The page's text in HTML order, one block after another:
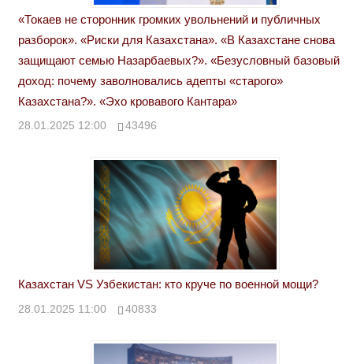
«Токаев не сторонник громких увольнений и публичных
разборок». «Риски для Казахстана». «В Казахстане снова
защищают семью Назарбаевых?». «Безусловный базовый
доход: почему заволновались адепты «старого»
Казахстана?». «Эхо кровавого Кантара»
28.01.2025 12:00 43496
Казахстан VS Узбекистан: кто круче по военной мощи?
28.01.2025 11:00 40833